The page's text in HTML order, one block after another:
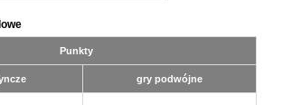
Punkty
gry podwójne